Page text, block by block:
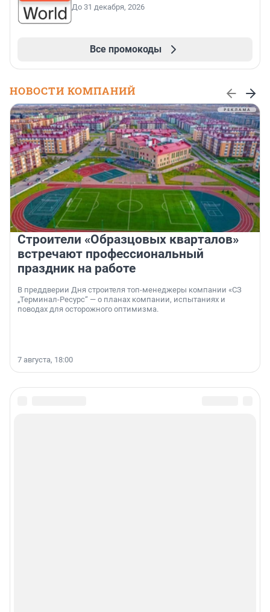
До 31 декабря, 2026
Все промокоды
НОВОСТИ КОМПАНИЙ
Строители «Образцовых кварталов»
встречают профессиональный
праздник на работе
В преддверии Дня строителя топ-менеджеры компании «СЗ
„Терминал-Ресурс“ — о планах компании, испытаниях и
поводах для осторожного оптимизма.
7 августа, 18:00